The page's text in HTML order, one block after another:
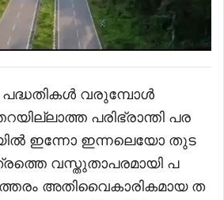
വരുമ്പോൾ
പരിഭ്രാന്തി പര
ഇന്നോ ഇന്നലെയോ തുട
വസ്തുതാപരമായി പ
അതിവൈകാരികമായ ത